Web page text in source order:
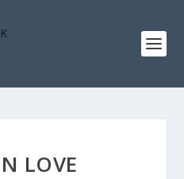
LOVE